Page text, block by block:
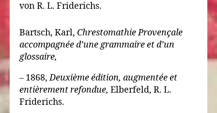
von R. L. Friderichs.
Bartsch, Karl, Chrestomathie Provençale
accompagnée d’une grammaire et d’un
glossaire,
– 1868,Deuxième édition, augmentée et
entièrement refondue, Elberfeld, R. L.
Friderichs.